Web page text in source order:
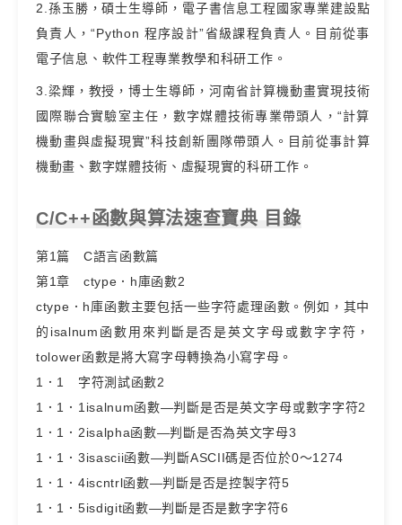
2.孫玉勝，碩士生導師，電子書信息工程國家專業建設點
負責人，“Python 程序設計”省級課程負責人。目前從事
電子信息、軟件工程專業教學和科研工作。
3.梁輝，教授，博士生導師，河南省計算機動畫實現技術
國際聯合實驗室主任，數字媒體技術專業帶頭人，“計算
機動畫與虛擬現實”科技創新團隊帶頭人。目前從事計算
機動畫、數字媒體技術、虛擬現實的科研工作。
C/C++函數與算法速查寶典 目錄
第1篇 C語言函數篇
第1章 ctype．h庫函數2
ctype．h庫函數主要包括一些字符處理函數。例如，其中
的isalnum函數用來判斷是否是英文字母或數字字符，
tolower函數是將大寫字母轉換為小寫字母。
1．1 字符測試函數2
1．1．1isalnum函數—判斷是否是英文字母或數字字符2
1．1．2isalpha函數—判斷是否為英文字母3
1．1．3isascii函數—判斷ASCII碼是否位於0～1274
1．1．4iscntrl函數—判斷是否是控製字符5
1．1．5isdigit函數—判斷是否是數字字符6